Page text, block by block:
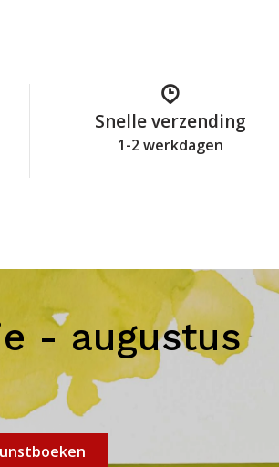
Snelle verzending
1-2 werkdagen
- augustus